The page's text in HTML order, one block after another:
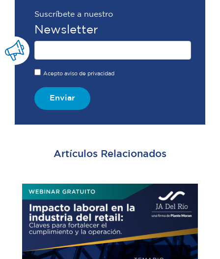
Suscríbete a nuestro
Newsletter
Acepto aviso de privacidad
Enviar
Artículos Relacionados